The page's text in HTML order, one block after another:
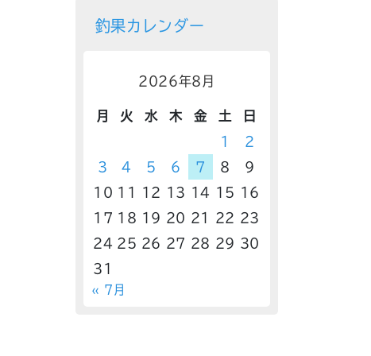
釣果カレンダー
2026年8月
月 火 水 木 金 土
日
1
2
3
4 5 6 7 8
9
10 11 12 13 14 15
16
17 18 19 20 21 22
23
24 25 26 27 28 29 30
31
« 7月